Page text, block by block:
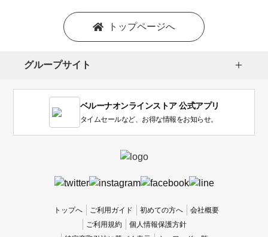
い
トップページへ
グループサイト
ベルーナオンラインストア 公式アプリ
タイムセールなど、お得な情報をお知らせ。
トップへ ご利用ガイド 初めての方へ
会社概要
ご利用規約
個人情報保護方針